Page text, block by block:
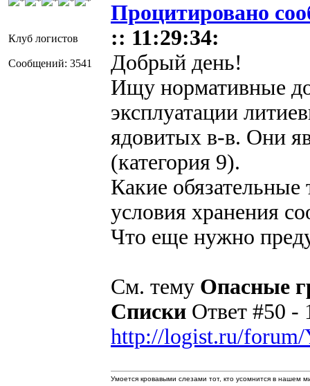
Клуб логистов
Сообщений: 3541
Процитировано
:: 11:29:34:
Добрый день!
Ищу нормативные
эксплуатации
ядовитых в-в. Они
(категория 9).
Какие
условия хранения
Что еще нужно
См. тему Опасные
Списки Ответ #50 -
http://logist.ru/forum/
Умоется кровавыми слезами тот, кто усомнится в нашем